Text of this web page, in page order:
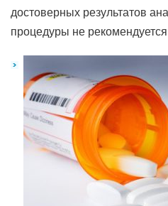
достоверных результатов
процедуры не